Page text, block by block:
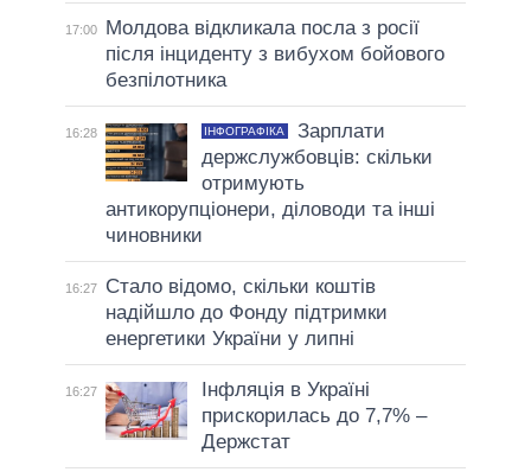
17:00
Молдова відкликала посла з росії
після інциденту з вибухом бойового
безпілотника
16:28 ІНФОГРАФІКА
Зарплати
держслужбовців: скільки
отримують
антикорупціонери, діловоди та інші
чиновники
16:27
Стало відомо, скільки коштів
надійшло до Фонду підтримки
енергетики України у липні
16:27
Інфляція в Україні
прискорилась до 7,7% –
Держстат